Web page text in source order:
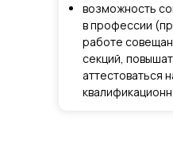
возможность
в профессии
работе
секций,
аттестоваться